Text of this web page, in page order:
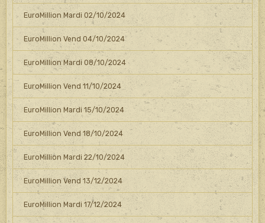
EuroMillion Mardi 02/10/2024
EuroMillion Vend 04/10/2024
EuroMillion Mardi 08/10/2024
EuroMillion Vend 11/10/2024
EuroMillion Mardi 15/10/2024
EuroMillion Vend 18/10/2024
EuroMillion Mardi 22/10/2024
EuroMillion Vend 13/12/2024
EuroMillion Mardi 17/12/2024